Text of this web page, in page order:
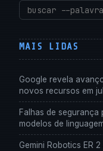
Pesquisar
por:
MAIS LIDAS
Google revela
novos recursos em
Falhas de
modelos de
Gemini Robotics ER